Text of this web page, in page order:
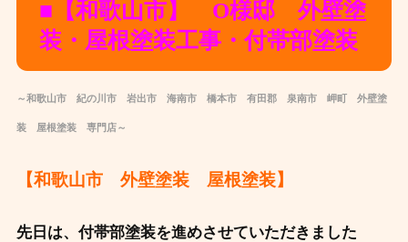
■【和歌山市】 O様邸 外壁塗
装・屋根塗装工事・付帯部塗装
～和歌山市 紀の川市 岩出市 海南市 橋本市 有田郡 泉南市 岬町 外壁塗
装 屋根塗装 専門店～
【和歌山市 外壁塗装 屋根塗装】
先日は、付帯部塗装を進めさせていただきました